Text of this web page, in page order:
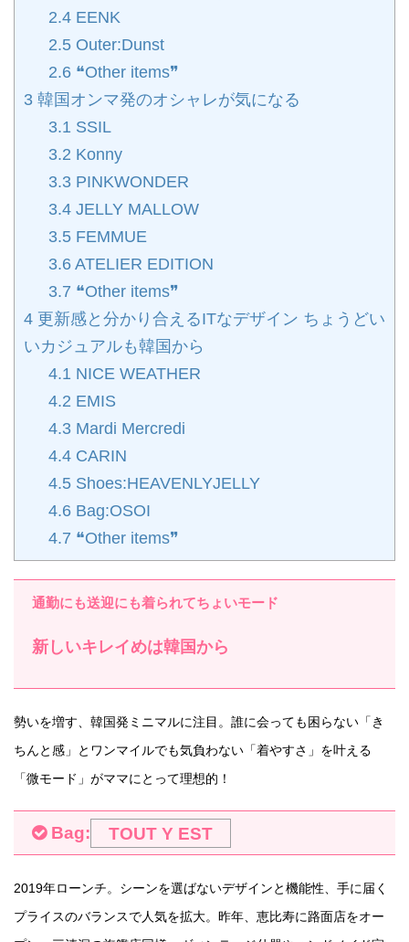
2.4 EENK
2.5 Outer:Dunst
2.6 ❝Other items❞
3 韓国オンマ発のオシャレが気になる
3.1 SSIL
3.2 Konny
3.3 PINKWONDER
3.4 JELLY MALLOW
3.5 FEMMUE
3.6 ATELIER EDITION
3.7 ❝Other items❞
4 更新感と分かり合えるITなデザイン ちょうどい
いカジュアルも韓国から
4.1 NICE WEATHER
4.2 EMIS
4.3 Mardi Mercredi
4.4 CARIN
4.5 Shoes:HEAVENLYJELLY
4.6 Bag:OSOI
4.7 ❝Other items❞
通勤にも送迎にも着られてちょいモード
新しいキレイめは韓国から
勢いを増す、韓国発ミニマルに注目。誰に会っても困らない「き
ちんと感」とワンマイルでも気負わない「着やすさ」を叶える
「微モード」がママにとって理想的！
Bag: TOUT Y EST
2019年ローンチ。シーンを選ばないデザインと機能性、手に届く
プライスのバランスで人気を拡大。昨年、恵比寿に路面店をオー